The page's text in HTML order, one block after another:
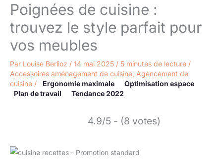
Poignées de cuisine :
trouvez le style parfait pour
vos meubles
Par Louise Berlioz / 14 mai 2025 / 5 minutes de lecture /
Accessoires aménagement de cuisine Agencement de
cuisine / Ergonomie maximale
Optimisation espace
Plan de travail
Tendance 2022
4.9/5 - (8 votes)